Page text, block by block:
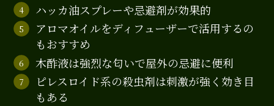
ハッカ油スプレーや忌避剤が効果的
アロマオイルをディフューザーで活用するの
もおすすめ
木酢液は強烈な匂いで屋外の忌避に便利
ピレスロイド系の殺虫剤は刺激が強く効き目
もある